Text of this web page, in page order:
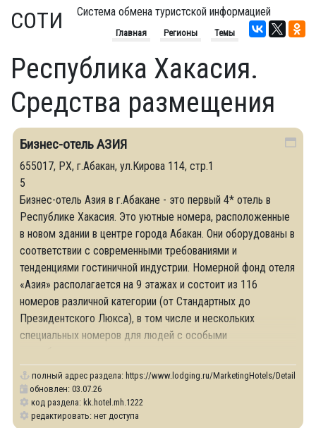
СОТИ Система обмена туристской информацией
Главная Регионы Темы
Республика Хакасия.
Средства размещения
Бизнес-отель АЗИЯ
655017, РХ, г.Абакан, ул.Кирова 114, стр.1
5
Бизнес-отель Азия в г.Абакане - это первый 4* отель в
Республике Хакасия. Это уютные номера, расположенные
в новом здании в центре города Абакан. Они оборудованы в
соответствии с современными требованиями и
тенденциями гостиничной индустрии. Номерной фонд отеля
«Азия» располагается на 9 этажах и состоит из 116
номеров различной категории (от Стандартных до
Президентского Люкса), в том числе и нескольких
специальных номеров для людей с особыми
полный адрес раздела: https://www.lodging.ru/MarketingHotels/Details/
обновлен: 03.07.26
код раздела: kk.hotel.mh.1222
редактировать: нет доступа